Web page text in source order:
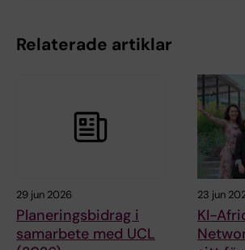
Relaterade artiklar
29 jun 2026
Planeringsbidrag i
samarbete med UCL
23 jun
KI-